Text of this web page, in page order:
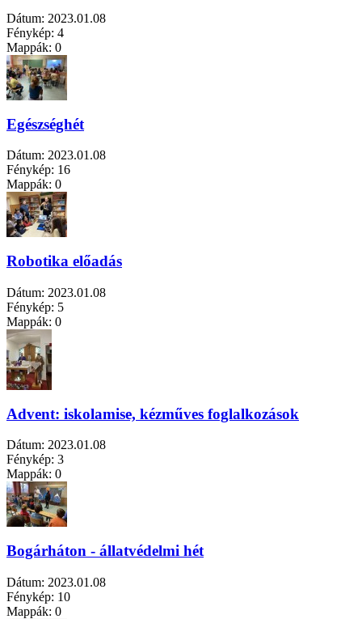
Dátum: 2023.01.08
Fénykép: 4
Mappák: 0
Egészséghét
Dátum: 2023.01.08
Fénykép: 16
Mappák: 0
Robotika előadás
Dátum: 2023.01.08
Fénykép: 5
Mappák: 0
Advent: iskolamise, kézműves foglalkozások
Dátum: 2023.01.08
Fénykép: 3
Mappák: 0
Bogárháton - állatvédelmi hét
Dátum: 2023.01.08
Fénykép: 10
Mappák: 0